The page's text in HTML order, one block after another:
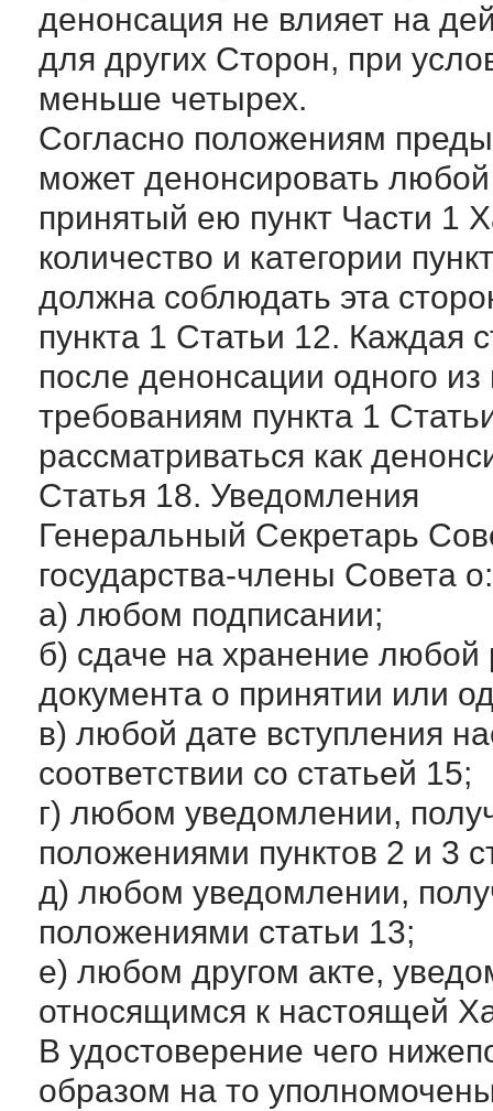
денонсация не влияет на
для других Сторон, при
меньше четырех.
Согласно положениям
может денонсировать
принятый ею пункт Части 1
количество и категории
должна соблюдать эта
пункта 1 Статьи 12. Каждая
после денонсации одного из
требованиям пункта 1
рассматриваться как
Статья 18. Уведомления
Генеральный Секретарь
государства-члены Совета о:
а) любом подписании;
б) сдаче на хранение
документа о принятии или
в) любой дате вступления
соответствии со статьей 15;
г) любом уведомлении,
положениями пунктов 2 и 3
д) любом уведомлении,
положениями статьи 13;
е) любом другом акте,
относящимся к настоящей
В удостоверение чего
образом на то